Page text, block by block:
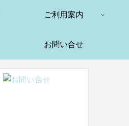
ご利用案内
お問い合せ